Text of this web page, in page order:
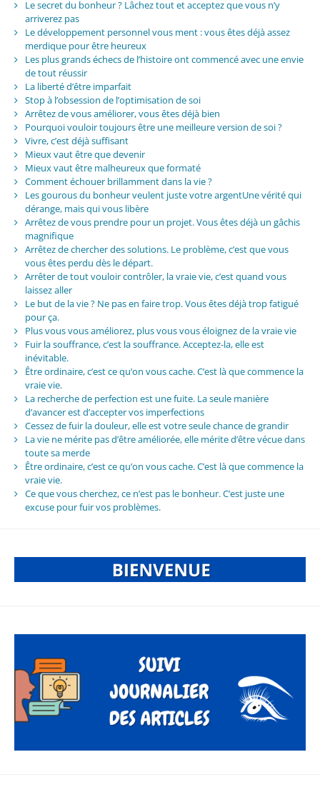
Le secret du bonheur ? Lâchez tout et acceptez que vous n’y
arriverez pas
Le développement personnel vous ment : vous êtes déjà assez
merdique pour être heureux
Les plus grands échecs de l’histoire ont commencé avec une envie
de tout réussir
La liberté d’être imparfait
Stop à l’obsession de l’optimisation de soi
Arrêtez de vous améliorer, vous êtes déjà bien
Pourquoi vouloir toujours être une meilleure version de soi ?
Vivre, c’est déjà suffisant
Mieux vaut être que devenir
Mieux vaut être malheureux que formaté
Comment échouer brillamment dans la vie ?
Les gourous du bonheur veulent juste votre argentUne vérité qui
dérange, mais qui vous libère
Arrêtez de vous prendre pour un projet. Vous êtes déjà un gâchis
magnifique
Arrêtez de chercher des solutions. Le problème, c’est que vous
vous êtes perdu dès le départ.
Arrêter de tout vouloir contrôler, la vraie vie, c’est quand vous
laissez aller
Le but de la vie ? Ne pas en faire trop. Vous êtes déjà trop fatigué
pour ça.
Plus vous vous améliorez, plus vous vous éloignez de la vraie vie
Fuir la souffrance, c’est la souffrance. Acceptez-la, elle est
inévitable.
Être ordinaire, c’est ce qu’on vous cache. C’est là que commence la
vraie vie.
La recherche de perfection est une fuite. La seule manière
d’avancer est d’accepter vos imperfections
Cessez de fuir la douleur, elle est votre seule chance de grandir
La vie ne mérite pas d’être améliorée, elle mérite d’être vécue dans
toute sa merde
Être ordinaire, c’est ce qu’on vous cache. C’est là que commence la
vraie vie.
Ce que vous cherchez, ce n’est pas le bonheur. C’est juste une
excuse pour fuir vos problèmes.